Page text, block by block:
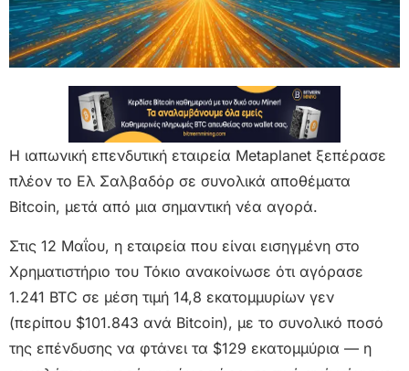
Η ιαπωνική επενδυτική εταιρεία Metaplanet ξεπέρασε
πλέον το Ελ Σαλβαδόρ σε συνολικά αποθέματα
Bitcoin, μετά από μια σημαντική νέα αγορά.
Στις 12 Μαΐου, η εταιρεία που είναι εισηγμένη στο
Χρηματιστήριο του Τόκιο ανακοίνωσε ότι αγόρασε
1.241 BTC σε μέση τιμή 14,8 εκατομμυρίων γεν
(περίπου $101.843 ανά Bitcoin), με το συνολικό ποσό
της επένδυσης να φτάνει τα $129 εκατομμύρια — η